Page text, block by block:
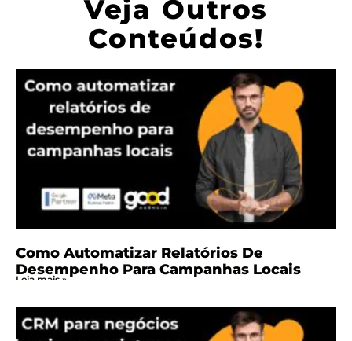
Veja Outros
Conteúdos!
Como Automatizar Relatórios De
Desempenho Para Campanhas Locais
Leia mais »